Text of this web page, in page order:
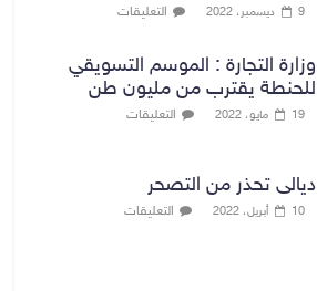
9 ديسمبر، 2022 التعليقات
وزارة التجارة : الموسم التسويقي
للحنطة يقترب من مليون طن
19 مايو، 2022 التعليقات
ديالى تحذر من التصحر
10 أبريل، 2022 التعليقات